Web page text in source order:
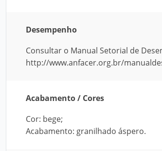
Desempenho
Consultar o Manual Setorial de
http://www.anfacer.org.br/
Acabamento / Cores
Cor: bege;
Acabamento: granilhado áspero.